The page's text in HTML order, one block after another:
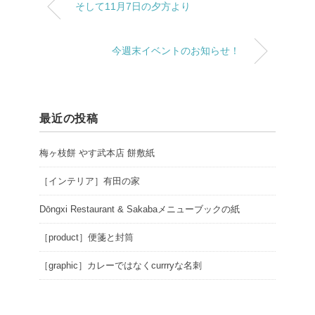
そして11月7日の夕方より
今週末イベントのお知らせ！
最近の投稿
梅ヶ枝餅 やす武本店 餅敷紙
［インテリア］有田の家
Dōngxi Restaurant & Sakabaメニューブックの紙
［product］便箋と封筒
［graphic］カレーではなくcurrryな名刺